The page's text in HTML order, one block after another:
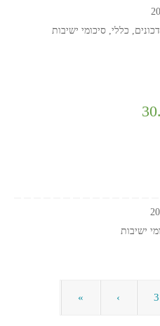
כללי, סיכומי ישיבות
ישיבות
3
›
»